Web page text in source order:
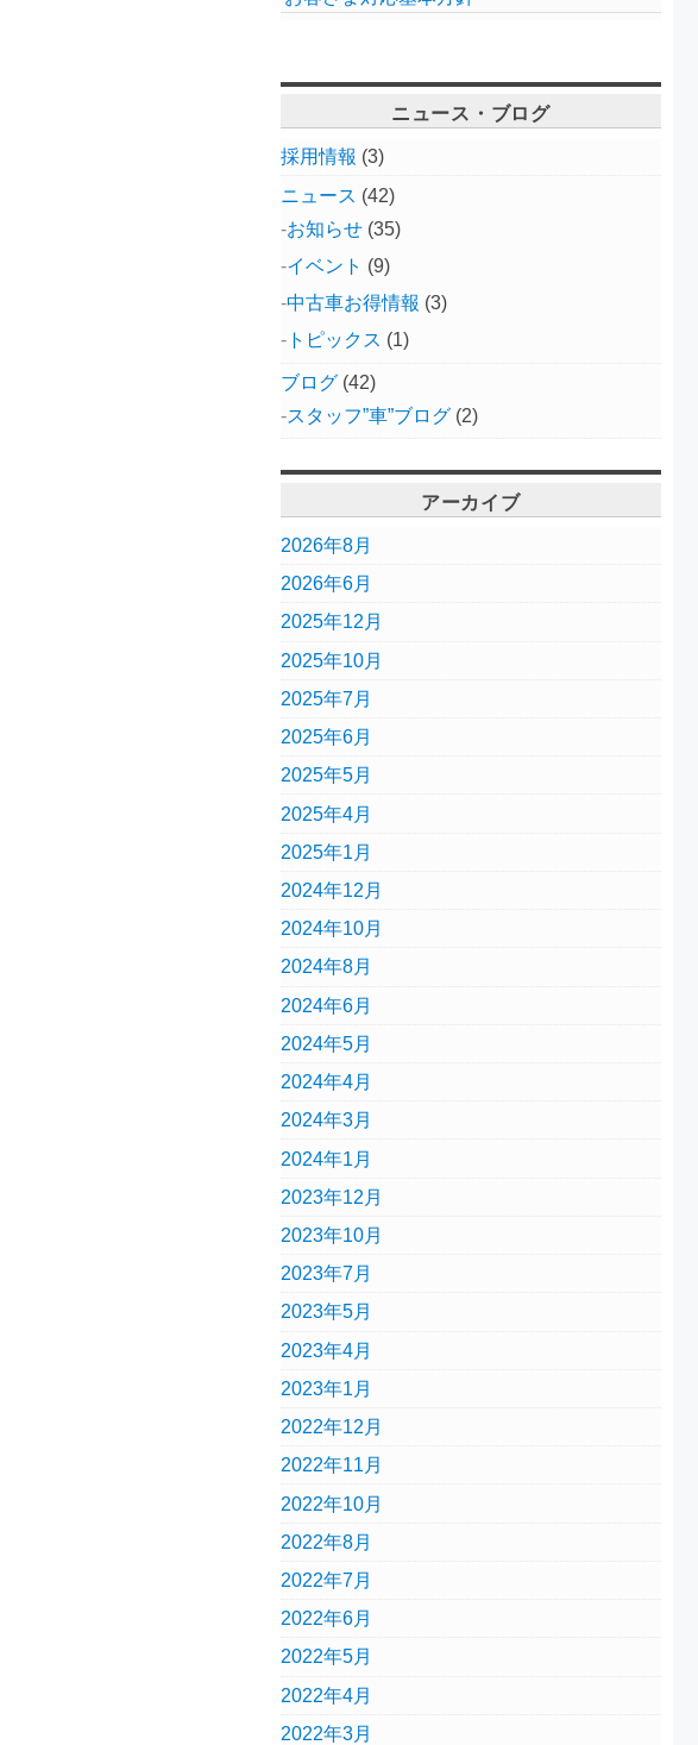
ニュース・ブログ
採用情報 (3)
ニュース (42)
お知らせ(35)
イベント (9)
中古車お得情報 (3)
トピックス (1)
ブログ(42)
スタッフ”車”ブログ(2)
アーカイブ
2026年8月
2026年6月
2025年12月
2025年10月
2025年7月
2025年6月
2025年5月
2025年4月
2025年1月
2024年12月
2024年10月
2024年8月
2024年6月
2024年5月
2024年4月
2024年3月
2024年1月
2023年12月
2023年10月
2023年7月
2023年5月
2023年4月
2023年1月
2022年12月
2022年11月
2022年10月
2022年8月
2022年7月
2022年6月
2022年5月
2022年4月
2022年3月